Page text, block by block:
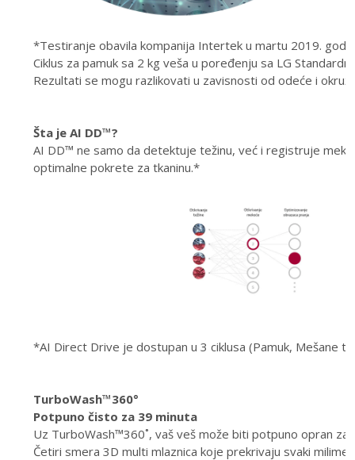
*Testiranje obavila kompanija Intertek u martu 2019.
Ciklus za pamuk sa 2 kg veša u poređenju sa LG
Rezultati se mogu razlikovati u zavisnosti od odeće i
Šta je AI DD™?
AI DD™ ne samo da detektuje težinu, već i registruje
optimalne pokrete za tkaninu.*
*AI Direct Drive je dostupan u 3 ciklusa (Pamuk, Mešane
TurboWash™360°
Potpuno čisto za 39 minuta
Uz TurboWash™360˚, vaš veš može biti potpuno opran
Četiri smera 3D multi mlaznica koje prekrivaju svaki